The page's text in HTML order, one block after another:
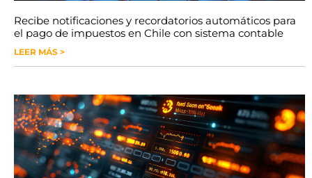
Recibe notificaciones y recordatorios automáticos para
el pago de impuestos en Chile con sistema contable
LEER MÁS >